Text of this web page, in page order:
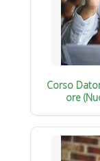
Corso
ore